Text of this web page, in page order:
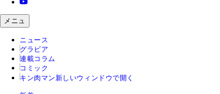
メニュ
ニュース
グラビア
連載コラム
コミック
キン肉マン 新しいウィンドウで開く